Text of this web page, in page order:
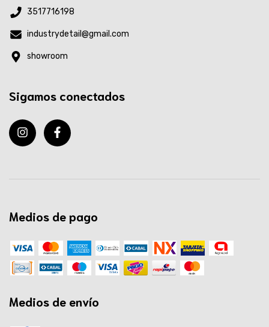
3517716198
industrydetail@gmail.com
showroom
Sigamos conectados
Medios de pago
Medios de envío